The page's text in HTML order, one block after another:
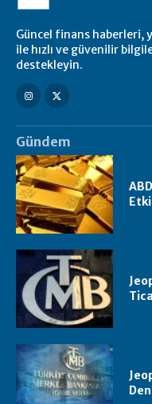
Güncel finans haberleri,
ile hızlı ve güvenilir
destekleyin.
Gündem